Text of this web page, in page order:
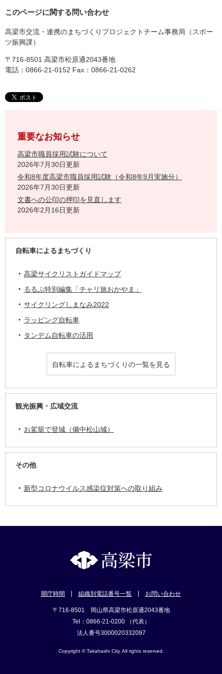
このページに関する問い合わせ
高梁市交流・連携のまちづくりプロジェクトチーム事務局（スポー
ツ振興課）
〒716-8501 高梁市松原通2043番地
電話：0866-21-0152 Fax：0866-21-0262
重要なお知らせ
高梁市職員採用試験について
2026年7月30日更新
令和8年度高梁市職員採用試験（令和8年9月実施分）
2026年7月30日更新
文書への公印の押印を見直します
2026年2月16日更新
自転車によるまちづくり
高梁サイクリストガイドマップ
るるぶ特別編集「チャリ旅おかやま」
サイクリングしまなみ2022
ラッピング自転車
タンデム自転車の活用
自転車によるまちづくりの一覧を見る
観光振興・広域交流
お駕籠で登城（備中松山城）
その他
新型コロナウイルス感染症対策への取り組み
開庁時間 組織別電話番号一覧 お問い合わせ
〒716-8501 岡山県高梁市松原通2043番地
Tel：0866-21-0200 （代表）
法人番号3000020332097
Copyright © Takahashi City. All rights reserved.